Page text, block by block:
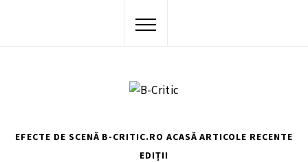
EFECTE DE SCENĂ B-CRITIC.RO ACASĂ ARTICOLE RECENTE
EDIȚII